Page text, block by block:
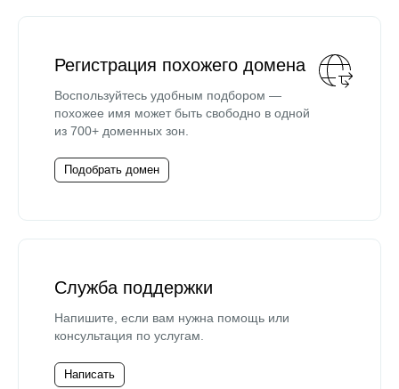
Регистрация похожего домена
Воспользуйтесь удобным подбором —
похожее имя может быть свободно в одной
из 700+ доменных зон.
Подобрать домен
Служба поддержки
Напишите, если вам нужна помощь или
консультация по услугам.
Написать